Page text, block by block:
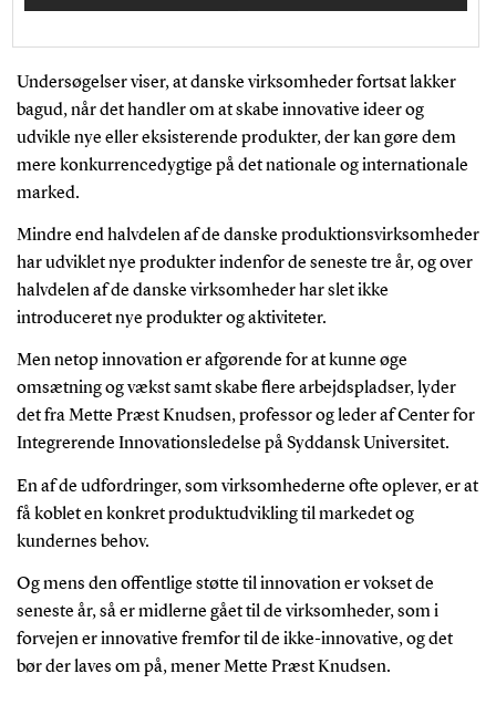
Undersøgelser viser, at danske virksomheder fortsat lakker
bagud, når det handler om at skabe innovative ideer og
udvikle nye eller eksisterende produkter, der kan gøre dem
mere konkurrencedygtige på det nationale og internationale
marked.
Mindre end halvdelen af de danske produktionsvirksomheder
har udviklet nye produkter indenfor de seneste tre år, og over
halvdelen af de danske virksomheder har slet ikke
introduceret nye produkter og aktiviteter.
Men netop innovation er afgørende for at kunne øge
omsætning og vækst samt skabe flere arbejdspladser, lyder
det fra Mette Præst Knudsen, professor og leder af Center for
Integrerende Innovationsledelse på Syddansk Universitet.
En af de udfordringer, som virksomhederne ofte oplever, er at
få koblet en konkret produktudvikling til markedet og
kundernes behov.
Og mens den offentlige støtte til innovation er vokset de
seneste år, så er midlerne gået til de virksomheder, som i
forvejen er innovative fremfor til de ikke-innovative, og det
bør der laves om på, mener Mette Præst Knudsen.